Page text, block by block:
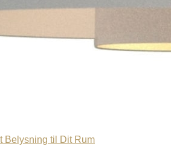
Belysning til Dit Rum